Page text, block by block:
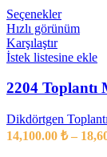
Seçenekler
Hızlı görünüm
Karşılaştır
İstek listesine ekle
2204 Toplantı
Dikdörtgen
14,100.00 ₺ –